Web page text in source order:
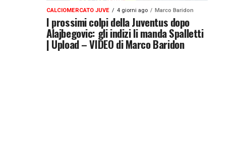
CALCIOMERCATO JUVE 4 giorni ago Marco Baridon
I prossimi colpi della Juventus dopo
Alajbegovic: gli indizi li manda Spalletti
| Upload – VIDEO di Marco Baridon